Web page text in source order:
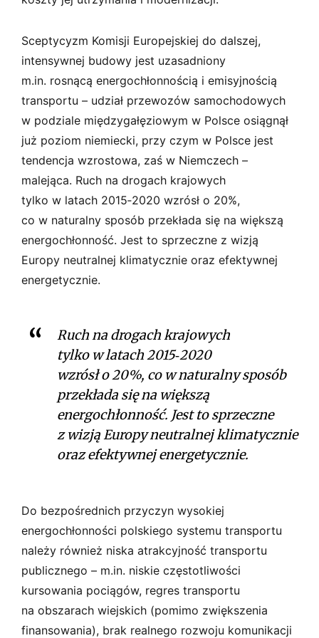
Sceptycyzm Komisji Europejskiej do dalszej,
intensywnej budowy jest uzasadniony
m.in. rosnącą energochłonnością i emisyjnością
transportu – udział przewozów samochodowych
w podziale międzygałęziowym w Polsce osiągnął
już poziom niemiecki, przy czym w Polsce jest
tendencja wzrostowa, zaś w Niemczech –
malejąca. Ruch na drogach krajowych
tylko w latach 2015‑2020 wzrósł o 20%,
co w naturalny sposób przekłada się na większą
energochłonność. Jest to sprzeczne z wizją
Europy neutralnej klimatycznie oraz efektywnej
energetycznie.
Ruch na drogach krajowych
tylko w latach 2015‑2020
wzrósł o 20%, co w naturalny sposób
przekłada się na większą
energochłonność. Jest to sprzeczne
z wizją Europy neutralnej klimatycznie
oraz efektywnej energetycznie.
Do bezpośrednich przyczyn wysokiej
energochłonności polskiego systemu transportu
należy również niska atrakcyjność transportu
publicznego – m.in. niskie częstotliwości
kursowania pociągów, regres transportu
na obszarach wiejskich (pomimo zwiększenia
finansowania), brak realnego rozwoju komunikacji